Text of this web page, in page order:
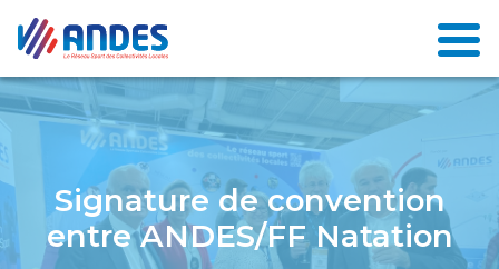
Signature de convention
entre ANDES/FF Natation